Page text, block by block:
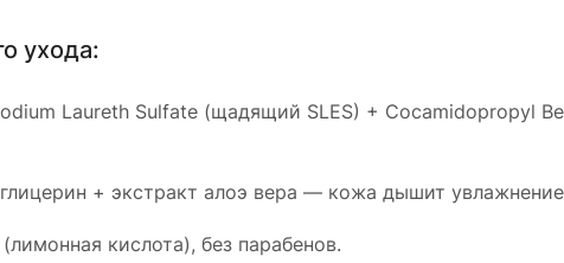
ухода:
Laureth Sulfate (щадящий SLES) + Cocamidopropyl
+ экстракт алоэ вера — кожа дышит
кислота), без парабенов.